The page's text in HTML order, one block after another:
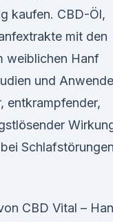
kaufen. CBD-Öl,
mit den
weiblichen Hanf
und
entkrampfender,
Schlafstörungen
CBD Vital –